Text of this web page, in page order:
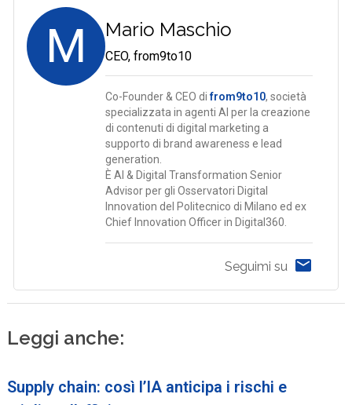
M Mario Maschio
CEO, from9to10
Co-Founder & CEO difrom9to10, società
specializzata in agenti AI per la creazione
di contenuti di digital marketing a
supporto di brand awareness e lead
generation.
È AI & Digital Transformation Senior
Advisor per gli Osservatori Digital
Innovation del Politecnico di Milano ed ex
Chief Innovation Officer in Digital360.
Seguimi su
Leggi anche:
Supply chain: così l’IA anticipa i rischi e